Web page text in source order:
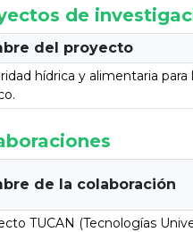
de
del proyecto
hídrica y alimentaria
de la colaboración
TUCAN (Tecnologías